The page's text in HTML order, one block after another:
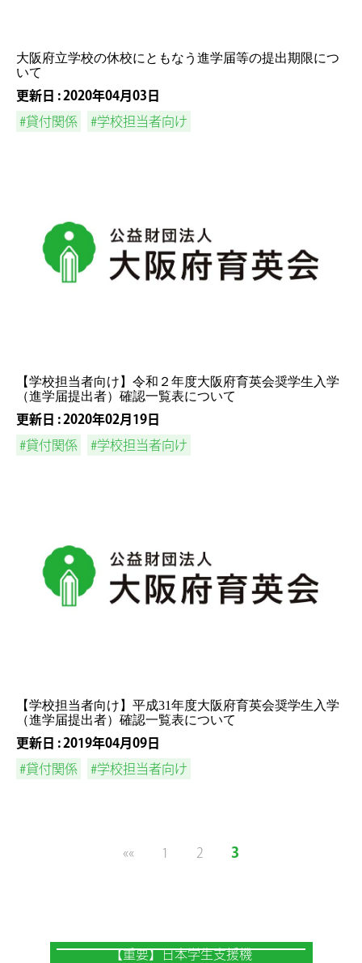
大阪府立学校の休校にともなう進学届等の提出期限につ
いて
更新日 : 2020年04月03日
#貸付関係
#学校担当者向け
【学校担当者向け】令和２年度大阪府育英会奨学生入学
（進学届提出者）確認一覧表について
更新日 : 2020年02月19日
#貸付関係
#学校担当者向け
【学校担当者向け】平成31年度大阪府育英会奨学生入学
（進学届提出者）確認一覧表について
更新日 : 2019年04月09日
#貸付関係
#学校担当者向け
«« 1 2 3
【重要】日本学生支援機